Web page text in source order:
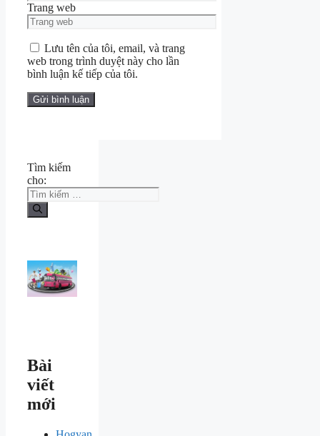
Trang web
Lưu tên của tôi, email, và trang
web trong trình duyệt này cho lần
bình luận kế tiếp của tôi.
Tìm kiếm
cho:
Bài
viết
mới